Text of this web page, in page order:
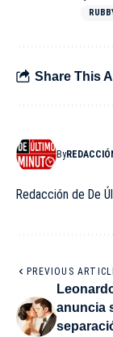
Share This
By
Redacción de De
PREVIOUS
anuncia